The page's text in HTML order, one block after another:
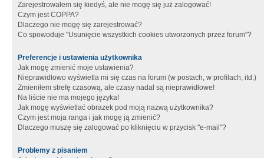
Zarejestrowałem się kiedyś, ale nie mogę się już zalogować!
Czym jest COPPA?
Dlaczego nie mogę się zarejestrować?
Co spowoduje "Usunięcie wszystkich cookies utworzonych przez forum"?
Preferencje i ustawienia użytkownika
Jak mogę zmienić moje ustawienia?
Nieprawidłowo wyświetla mi się czas na forum (w postach, w profilach, itd.)
Zmieniłem strefę czasową, ale czasy nadal są nieprawidłowe!
Na liście nie ma mojego języka!
Jak mogę wyświetlać obrazek pod moją nazwą użytkownika?
Czym jest moja ranga i jak mogę ją zmienić?
Dlaczego muszę się zalogować po kliknięciu w przycisk "e-mail"?
Problemy z pisaniem